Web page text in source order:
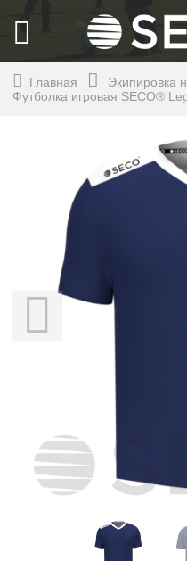
Главная
Экипировка
Футболка игровая SECO®